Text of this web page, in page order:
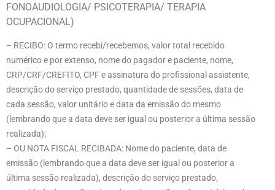
FONOAUDIOLOGIA/ PSICOTERAPIA/ TERAPIA
OCUPACIONAL)
– RECIBO: O termo recebi/recebemos, valor total recebido
numérico e por extenso, nome do pagador e paciente, nome,
CRP/CRF/CREFITO, CPF e assinatura do profissional assistente,
descrição do serviço prestado, quantidade de sessões, data de
cada sessão, valor unitário e data da emissão do mesmo
(lembrando que a data deve ser igual ou posterior a última sessão
realizada);
– OU NOTA FISCAL RECIBADA: Nome do paciente, data de
emissão (lembrando que a data deve ser igual ou posterior a
última sessão realizada), descrição do serviço prestado,